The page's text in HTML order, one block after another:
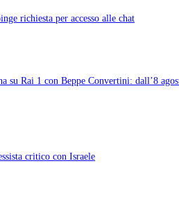
richiesta per accesso alle chat
su Rai 1 con Beppe Convertini: dall’8
critico con Israele